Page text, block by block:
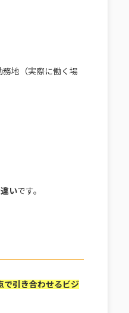
地（実際に働く場
いです。
で引き合わせるビジ